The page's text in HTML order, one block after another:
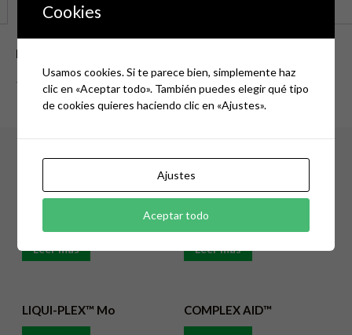
Descripción
Descripción
———
Productos Relacionados
SOL- PLEX™ HUMISOL 20
Leer más
SOL-PLEX™ Fe 4.0
Leer más
LIQUI-PLEX™ Mo COMPLEX AID™
Cookies
Usamos cookies. Si te parece bien, simplemente haz
clic en «Aceptar todo». También puedes elegir qué tipo
de cookies quieres haciendo clic en «Ajustes».
Ajustes
Aceptar todo